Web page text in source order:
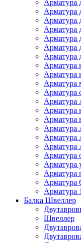
Арматура
Арматура
Арматура
Арматура
Арматура
Арматура
Арматура
Арматура
Арматура
Арматура
Арматура
Арматура
Арматура
Арматура
Арматура
Арматура
Арматура
Арматура
Арматура
Арматура
Арматура
Арматура
Балка Швеллер
Швеллер